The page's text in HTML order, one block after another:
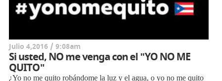
Julio 4,2016 / 9:08am
Si usted, NO me venga con el "YO NO ME
QUITO"
¿Yo no me quito robándome la luz y el agua, o yo no me quito